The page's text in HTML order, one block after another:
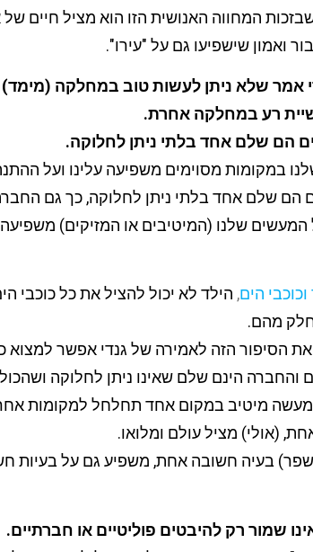
שבזכות המחווה האנושית הזו הוא מציל חיים
ואמון שישפיעו גם על "עירו".
אמר שלא ניתן לעשות טוב במחלקה (מימד)
רע במחלקה אחרת.
הם שלם אחד בלתי ניתן לחלוקה.
במקומות מסוימים משפיעה עלינו ועל
הם שלם אחד בלתי ניתן לחלוקה, כך גם
שלנו (המיטיבים או המזיקים)
הים, הילד לא יכול להציל את כל כוכבי
מהם.
הסיפור הזה לאמירה של גנדי אפשר למצוא
והחברה הינם שלם שאינו ניתן לחלוקה
מעשה מיטיב במקום אחד תחלחל למקומות
(אולי) מציל עולם ומלואו.
בעיה חשובה אחת, משפיע גם על בעיות
שמור רק להיבטים פוליטיים או חברתיים.